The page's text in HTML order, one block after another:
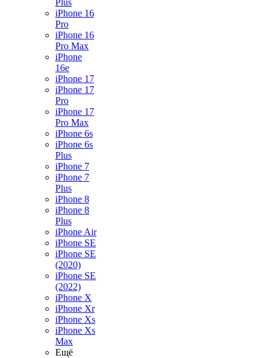
Plus
iPhone 16
Pro
iPhone 16
Pro Max
iPhone
16e
iPhone 17
iPhone 17
Pro
iPhone 17
Pro Max
iPhone 6s
iPhone 6s
Plus
iPhone 7
iPhone 7
Plus
iPhone 8
iPhone 8
Plus
iPhone Air
iPhone SE
iPhone SE
(2020)
iPhone SE
(2022)
iPhone X
iPhone Xr
iPhone Xs
iPhone Xs
Max
Ещё